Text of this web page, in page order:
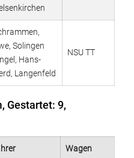
Solingen
Hans-
Langenfeld
NSU TT
Gestartet: 9,
Wagen